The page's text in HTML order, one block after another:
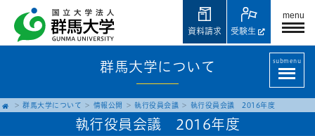
menu
受験生
資料請求
群馬大学について submenu
群馬大学について 情報公開 執行役員会議 執行役員会議 2016年度
執行役員会議 2016年度